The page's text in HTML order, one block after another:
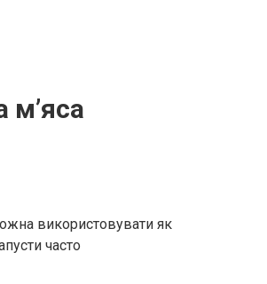
м’яса
використовувати як
часто